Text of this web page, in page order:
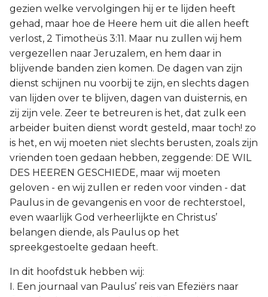
gezien welke vervolgingen hij er te lijden heeft
gehad, maar hoe de Heere hem uit die allen heeft
verlost, 2 Timotheüs 3:11. Maar nu zullen wij hem
vergezellen naar Jeruzalem, en hem daar in
blijvende banden zien komen. De dagen van zijn
dienst schijnen nu voorbij te zijn, en slechts dagen
van lijden over te blijven, dagen van duisternis, en
zij zijn vele. Zeer te betreuren is het, dat zulk een
arbeider buiten dienst wordt gesteld, maar toch! zo
is het, en wij moeten niet slechts berusten, zoals zijn
vrienden toen gedaan hebben, zeggende: DE WIL
DES HEEREN GESCHIEDE, maar wij moeten
geloven - en wij zullen er reden voor vinden - dat
Paulus in de gevangenis en voor de rechterstoel,
even waarlijk God verheerlijkte en Christus’
belangen diende, als Paulus op het
spreekgestoelte gedaan heeft.
In dit hoofdstuk hebben wij:
I. Een journaal van Paulus’ reis van Efeziërs naar